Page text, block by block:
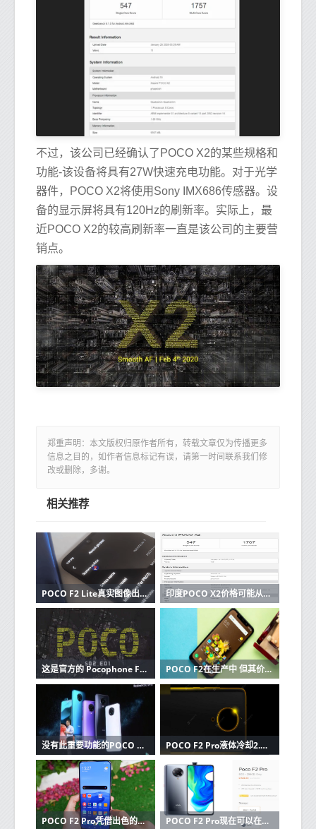
不过，该公司已经确认了POCO X2的某些规格和
功能-该设备将具有27W快速充电功能。对于光学
器件，POCO X2将使用Sony IMX686传感器。设
备的显示屏将具有120Hz的刷新率。实际上，最
近POCO X2的较高刷新率一直是该公司的主要营
销点。
郑重声明：本文版权归原作者所有，转载文章仅为传播更多
信息之目的，如作者信息标记有误，请第一时间联系我们修
改或删除，多谢。
相关推荐
POCO F2 Lite真实图像出现露珠缺口 印度POCO X2价格可能从18999卢比起 已确认27W快速充电支持
这是官方的 Pocophone F2即将面世 POCO F2在生产中 但其价格不会与POCO F1接近
没有此重要功能的POCO F2可能会在印​​度推出 POCO F2 Pro液体冷却2.0技术在5月12日发布之前得到确认
POCO F2 Pro凭借出色的色彩通过了耐久性测试 POCO F2 Pro现在可以在英国以479英镑的价格购买